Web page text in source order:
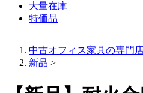
大量在庫
特価品
中古オフィス家具の専門
新品 >